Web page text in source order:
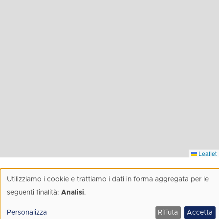
Leaflet
About
Utilizzo
dati
Utilizziamo i cookie e trattiamo i dati in forma aggregata per le
seguenti finalità: Analisi.
Personalizza Rifiuta Accetta